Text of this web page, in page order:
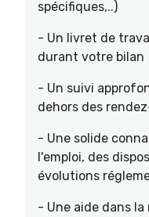
spécifiques,..)
- Un livret de
durant votre bilan
- Un suivi
dehors des
- Une solide
l'emploi, des
évolutions
- Une aide dans